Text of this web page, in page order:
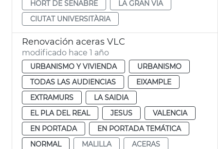
HORT DE SENABRE
LA GRAN VIA
CIUTAT UNIVERSITÀRIA
Renovación aceras VLC
modificado hace 1 año
URBANISMO Y VIVIENDA
URBANISMO
TODAS LAS AUDIENCIAS
EIXAMPLE
EXTRAMURS
LA SAIDIA
EL PLA DEL REAL
JESUS
VALENCIA
EN PORTADA
EN PORTADA TEMÁTICA
NORMAL
MALILLA
ACERAS